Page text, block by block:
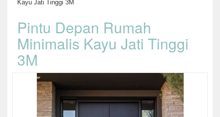
Kayu Jati Tinggi 3M
Pintu Depan Rumah
Minimalis Kayu Jati Tinggi
3M